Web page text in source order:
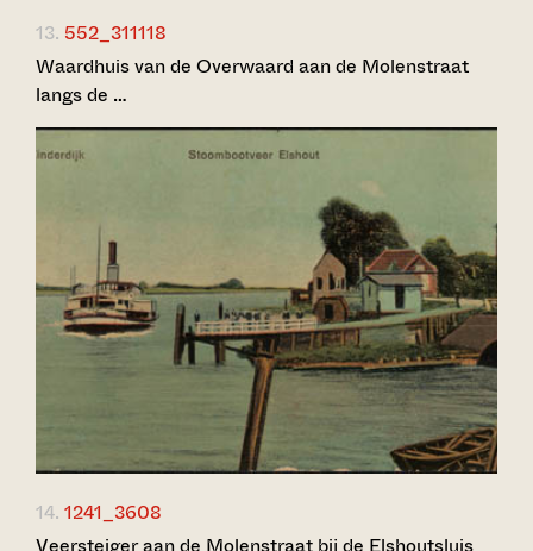
13. 552_311118
Waardhuis van de Overwaard aan de Molenstraat
langs de …
14. 1241_3608
Veersteiger aan de Molenstraat bij de Elshoutsluis